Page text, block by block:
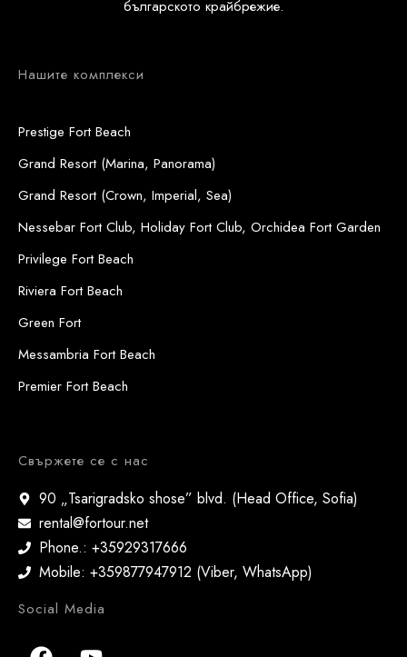
българското крайбрежие.
Нашите комплекси
Prestige Fort Beach
Grand Resort (Marina, Panorama)
Grand Resort (Crown, Imperial, Sea)
Nessebar Fort Club, Holiday Fort Club, Orchidea Fort Garden
Privilege Fort Beach
Riviera Fort Beach
Green Fort
Messambria Fort Beach
Premier Fort Beach
Свържете се с нас
90 „Tsarigradsko shose” blvd. (Head Office, Sofia)
rental@fortour.net
Phone.: +35929317666
Mobile: +359877947912 (Viber, WhatsApp)
Social Media